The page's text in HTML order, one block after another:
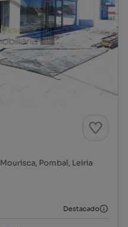
Pombal, Leiria
Destacado